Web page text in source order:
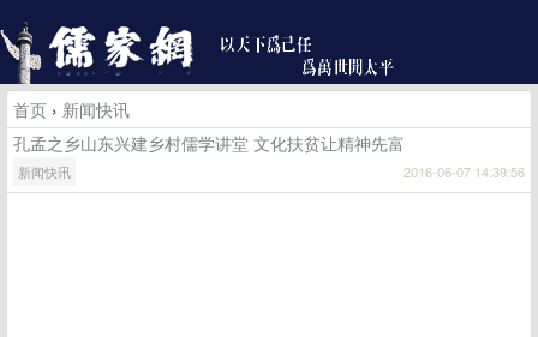
首页 › 新闻快讯
孔孟之乡山东兴建乡村儒学讲堂 文化扶贫让精神先富
新闻快讯 2016-06-07 14:39:56